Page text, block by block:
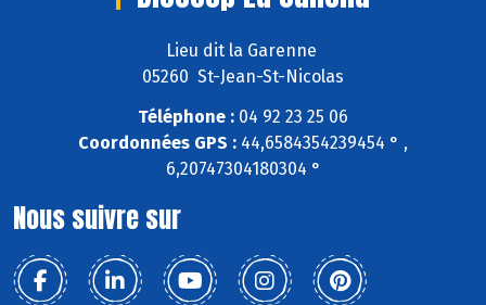
Lieu dit la Garenne
05260 St-Jean-St-Nicolas
Téléphone : 04 92 23 25 06
Coordonnées GPS : 44,6584354239454 ° ,
6,20747304180304 °
Nous suivre sur